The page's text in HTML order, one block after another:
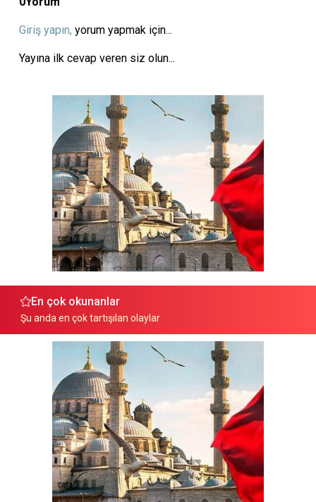
Giriş yapın, yorum yapmak için...
Yayına ilk cevap veren siz olun...
En çok okunanlar
Şu anda en çok tartışılan olaylar